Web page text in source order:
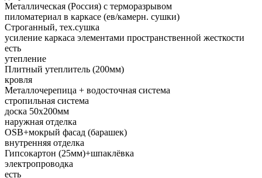
Металлическая (Россия) с терморазрывом
пиломатериал в каркасе (ев/камерн. сушки)
Строганный, тех.сушка
усиление каркаса элементами пространственной жесткости
есть
утепление
Плитный утеплитель (200мм)
кровля
Металлочерепица + водосточная система
стропильная система
доска 50х200мм
наружная отделка
OSB+мокрый фасад (барашек)
внутренняя отделка
Гипсокартон (25мм)+шпаклёвка
электропроводка
есть